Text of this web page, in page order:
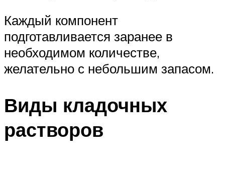
Каждый компонент
подготавливается заранее в
необходимом количестве,
желательно с небольшим запасом.
Виды кладочных
растворов